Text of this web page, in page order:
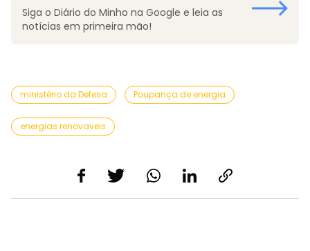
Siga o Diário do Minho na Google e leia as
notícias em primeira mão!
ministério da Defesa Poupança de energia
energias renovaveis